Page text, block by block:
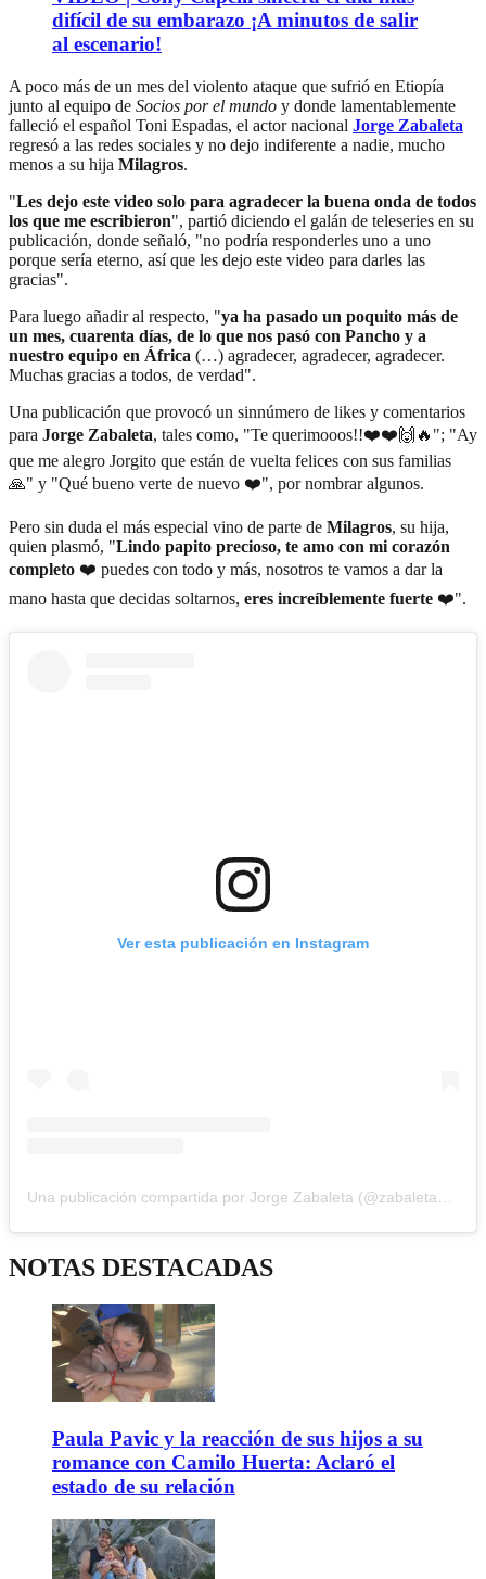
difícil de su embarazo ¡A minutos de salir
al escenario!
A poco más de un mes del violento ataque que sufrió en Etiopía
junto al equipo de Socios por el mundo y donde lamentablemente
falleció el español Toni Espadas, el actor nacional Jorge Zabaleta
regresó a las redes sociales y no dejo indiferente a nadie, mucho
menos a su hija Milagros.
"Les dejo este video solo para agradecer la buena onda de todos
los que me escribieron", partió diciendo el galán de teleseries en su
publicación, donde señaló, "no podría responderles uno a uno
porque sería eterno, así que les dejo este video para darles las
gracias".
Para luego añadir al respecto, "ya ha pasado un poquito más de
un mes, cuarenta días, de lo que nos pasó con Pancho y a
nuestro equipo en África (…) agradecer, agradecer, agradecer.
Muchas gracias a todos, de verdad".
Una publicación que provocó un sinnúmero de likes y comentarios
para Jorge Zabaleta, tales como, "Te querimooos!!❤️❤️🙌🔥"; "Ay
que me alegro Jorgito que están de vuelta felices con sus familias
🙏" y "Qué bueno verte de nuevo ❤️", por nombrar algunos.
Pero sin duda el más especial vino de parte de Milagros, su hija,
quien plasmó, "Lindo papito precioso, te amo con mi corazón
completo ❤️ puedes con todo y más, nosotros te vamos a dar la
mano hasta que decidas soltarnos, eres increíblemente fuerte ❤️".
Ver esta publicación en Instagram
Una publicación compartida por Jorge Zabaleta (@zabaletachile)
NOTAS DESTACADAS
Paula Pavic y la reacción de sus hijos a su
romance con Camilo Huerta: Aclaró el
estado de su relación